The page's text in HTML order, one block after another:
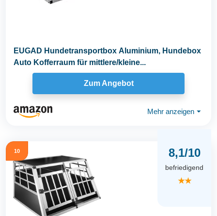
EUGAD Hundetransportbox Aluminium, Hundebox
Auto Kofferraum für mittlere/kleine...
Zum Angebot
Mehr anzeigen ⏷
10 8,1/10
befriedigend
★★